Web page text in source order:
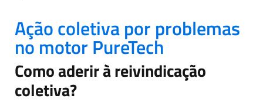
Ação coletiva por problemas
no motor PureTech
Como aderir à reivindicação
coletiva?